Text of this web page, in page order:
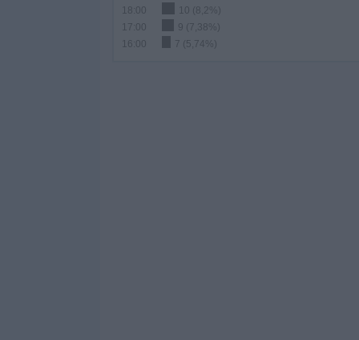
18:00
10 (8,2%)
17:00
9 (7,38%)
16:00
7 (5,74%)